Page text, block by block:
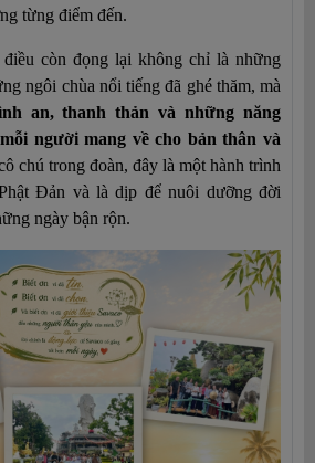
từng điểm đến.
còn đọng lại không chỉ là những
ngôi chùa nổi tiếng đã ghé thăm, mà
an, thanh thản và những năng
người mang về cho bản thân và
chú trong đoàn, đây là một hành trình
Đản và là dịp để nuôi dưỡng đời
ngày bận rộn.